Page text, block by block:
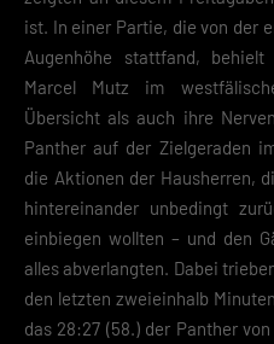
ist. In einer Partie, die von der
Augenhöhe stattfand,
Marcel Mutz im
Übersicht als auch ihre
Panther auf der Zielgeraden
die Aktionen der Hausherren,
hintereinander unbedingt
einbiegen wollten – und den
alles abverlangten. Dabei
den letzten zweieinhalb
das 28:27 (58.) der Panther